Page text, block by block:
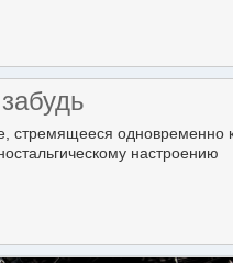
стремящееся одновременно
настроению